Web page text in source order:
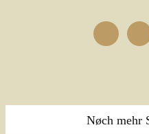
Nøch mehr